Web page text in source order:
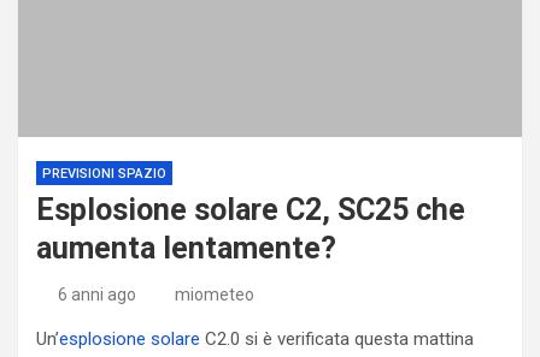
PREVISIONI SPAZIO
Esplosione solare C2, SC25 che
aumenta lentamente?
6 anni ago miometeo
Un’esplosione solare C2.0 si è verificata questa mattina